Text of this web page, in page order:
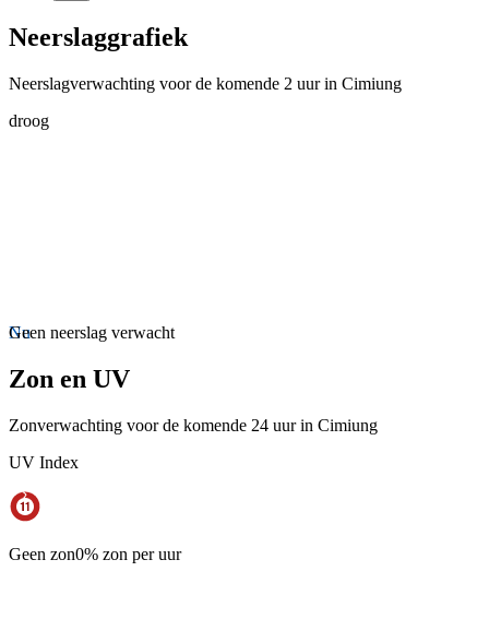
Neerslaggrafiek
Neerslagverwachting voor de komende 2 uur in Cimiung
droog
Nu
Geen neerslag verwacht
Zon en UV
Zonverwachting voor de komende 24 uur in Cimiung
UV Index
Geen zon0% zon per uur